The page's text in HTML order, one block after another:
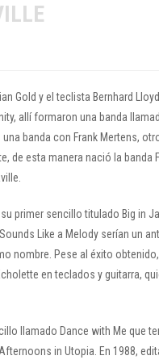
Gold y el teclista Bernhard
allí formaron una banda
banda con Frank Mertens,
de esta manera nació la banda
primer sencillo titulado Big in
Like a Melody serían un
nombre. Pese al éxito
en teclados y guitarra,
llamado Dance with Me que
in Utopia. En 1988,